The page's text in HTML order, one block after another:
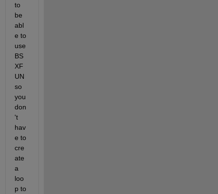
to
be
abl
e to
use
BS
XF
UN
so
you
don
't
hav
e to
cre
ate
a
loo
p to